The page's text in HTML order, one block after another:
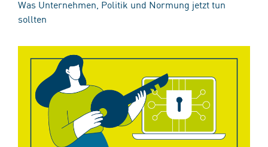
Was Unternehmen, Politik und Normung jetzt tun
sollten